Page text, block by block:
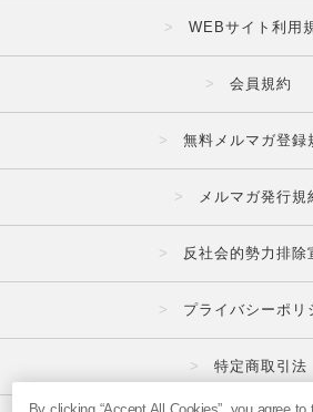
WEBサイト利用
会員規約
無料メルマガ登録
メルマガ発行規
反社会的勢力排除
プライバシーポリ
特定商取引法